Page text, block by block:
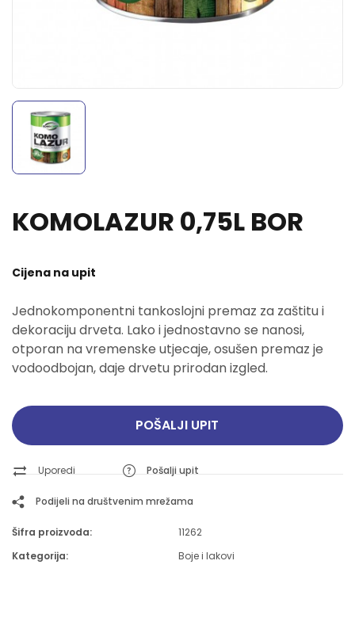
KOMOLAZUR 0,75L BOR
Cijena na upit
Jednokomponentni tankoslojni premaz za zaštitu i
dekoraciju drveta. Lako i jednostavno se nanosi,
otporan na vremenske utjecaje, osušen premaz je
vodoodbojan, daje drvetu prirodan izgled.
POŠALJI UPIT
Uporedi Pošalji upit
Podijeli na društvenim mrežama
Šifra proizvoda:
11262
Kategorija:
Boje i lakovi